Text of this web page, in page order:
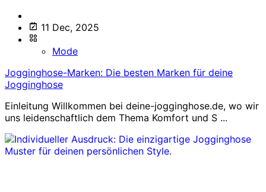
11 Dec, 2025
Mode
Jogginghose-Marken: Die besten Marken für deine
Jogginghose
Einleitung Willkommen bei deine-jogginghose.de, wo wir
uns leidenschaftlich dem Thema Komfort und S ...